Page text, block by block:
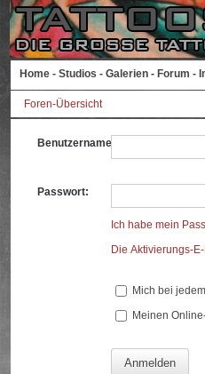
Home - Studios - Galerien - Forum -
Foren-Übersicht
Benutzername:
Passwort:
Ich habe mein
Die Aktivierungs-
Mich bei
Meinen